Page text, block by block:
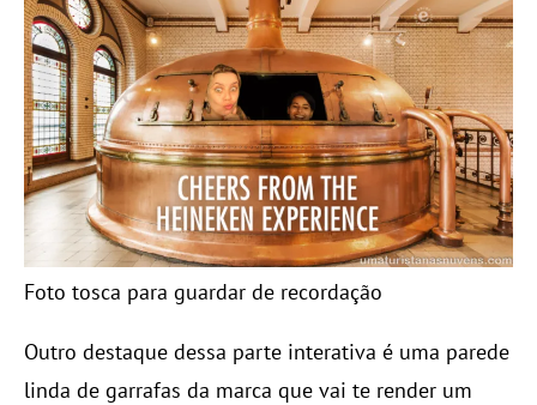
Foto tosca para guardar de recordação
Outro destaque dessa parte interativa é uma parede
linda de garrafas da marca que vai te render um